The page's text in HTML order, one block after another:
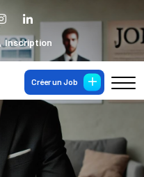
Inscription
Créer un Job